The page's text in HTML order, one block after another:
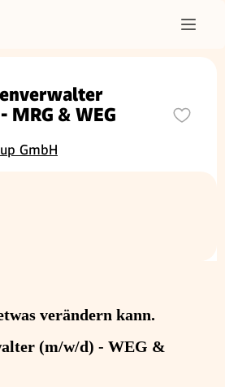
& WEG
GmbH
verändern kann.
(m/w/d) - WEG &